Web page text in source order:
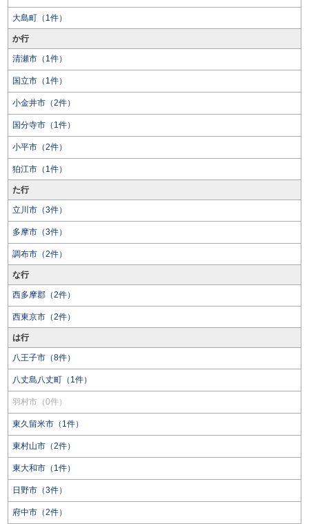
大島町（1件）
か行
清瀬市（1件）
国立市（1件）
小金井市（2件）
国分寺市（1件）
小平市（2件）
狛江市（1件）
た行
立川市（3件）
多摩市（3件）
調布市（2件）
な行
西多摩郡（2件）
西東京市（2件）
は行
八王子市（8件）
八丈島八丈町（1件）
羽村市（0件）
東久留米市（1件）
東村山市（2件）
東大和市（1件）
日野市（3件）
府中市（2件）